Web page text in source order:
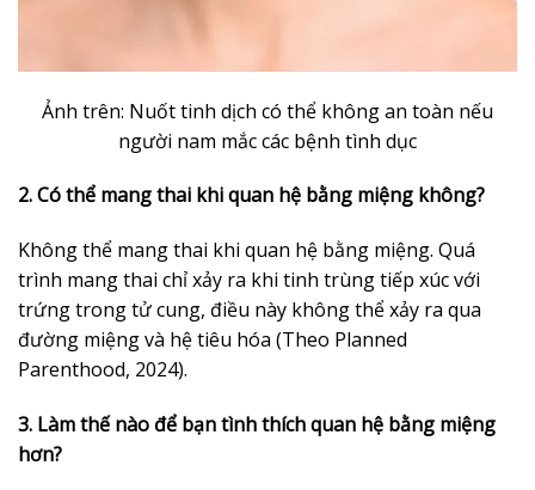
Ảnh trên: Nuốt tinh dịch có thể không an toàn nếu
người nam mắc các bệnh tình dục
2. Có thể mang thai khi quan hệ bằng miệng không?
Không thể mang thai khi quan hệ bằng miệng. Quá
trình mang thai chỉ xảy ra khi tinh trùng tiếp xúc với
trứng trong tử cung, điều này không thể xảy ra qua
đường miệng và hệ tiêu hóa (Theo Planned
Parenthood, 2024).
3. Làm thế nào để bạn tình thích quan hệ bằng miệng
hơn?